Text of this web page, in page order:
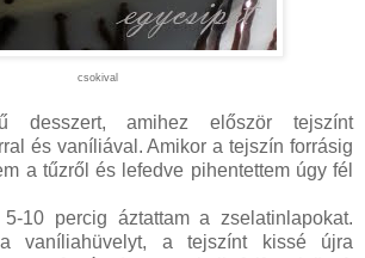
csokival
desszert, amihez először tejszínt
és vaníliával. Amikor a tejszín forrásig
a tűzről és lefedve pihentettem úgy fél
10 percig áztattam a zselatinlapokat.
vaníliahüvelyt, a tejszínt kissé újra